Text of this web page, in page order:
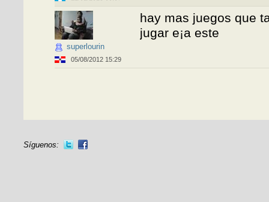
superlourin
05/08/2012 15:29
hay mas juegos que
jugar e¡a este
Síguenos: